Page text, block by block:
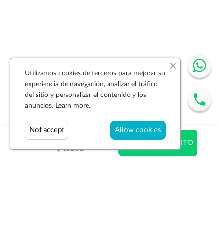
$ 480.72
$ 632.52
AÑADIR AL CARRITO
Utilizamos cookies de terceros para mejorar su
experiencia de navegación, analizar el tráfico
del sitio y personalizar el contenido y los
anuncios. Learn more.
Allow cookies
Not accept